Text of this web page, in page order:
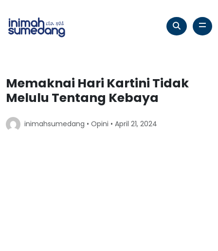
Memaknai Hari Kartini Tidak
Melulu Tentang Kebaya
inimahsumedang • Opini • April 21, 2024